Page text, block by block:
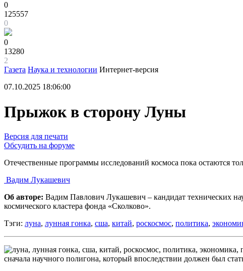
0
125557
0
0
13280
2
Газета Наука и технологии Интернет-версия
07.10.2025 18:06:00
Прыжок в сторону Луны
Версия для печати
Обсудить на форуме
Отечественные программы исследований космоса пока остаются
Вадим Лукашевич
Об авторе: Вадим Павлович Лукашевич – кандидат технических
космического кластера фонда «Сколково».
Тэги: луна, лунная гонка, сша, китай, роскосмос, политика,
сначала научного полигона, который впоследствии должен был